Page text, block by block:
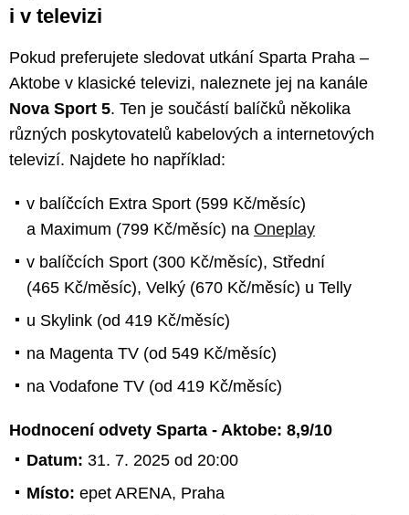
i v televizi
Pokud preferujete sledovat utkání Sparta Praha –
Aktobe v klasické televizi, naleznete jej na kanále
Nova Sport 5. Ten je součástí balíčků několika
různých poskytovatelů kabelových a internetových
televizí. Najdete ho například:
v balíčcích Extra Sport (599 Kč/měsíc)
a Maximum (799 Kč/měsíc) na Oneplay
v balíčcích Sport (300 Kč/měsíc), Střední
(465 Kč/měsíc), Velký (670 Kč/měsíc) u Telly
u Skylink (od 419 Kč/měsíc)
na Magenta TV (od 549 Kč/měsíc)
na Vodafone TV (od 419 Kč/měsíc)
Hodnocení odvety Sparta - Aktobe: 8,9/10
Datum: 31. 7. 2025 od 20:00
Místo: epet ARENA, Praha